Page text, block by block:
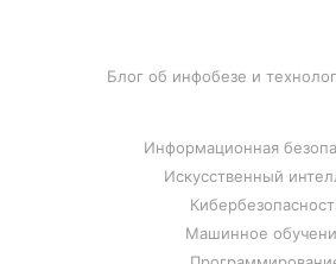
Блог об инфобезе и
Информационная
Искусственный
Машинное